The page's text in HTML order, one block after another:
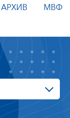
АРХИВ МВФ